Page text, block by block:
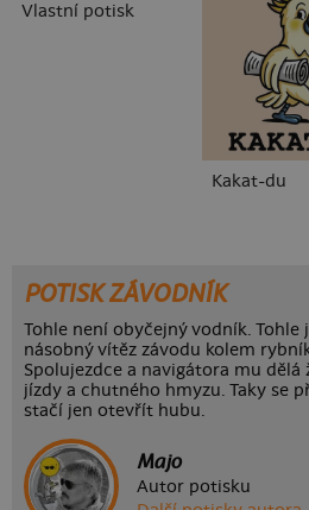
Vlastní potisk
Kakat-du
POTISK ZÁVODNÍK
Tohle není obyčejný vodník. Tohle
násobný vítěz závodu kolem
Spolujezdce a navigátora mu
jízdy a chutného hmyzu. Taky se
stačí jen otevřít hubu.
Majo
Autor potisku